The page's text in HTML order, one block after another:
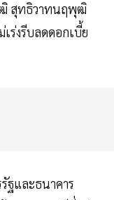
ฒิ สุทธิวาทนฤพุฒิ
ร่งรีบลดดอกเบี้ย
ฐและธนาคาร